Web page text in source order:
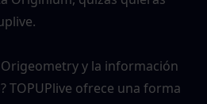
y la información
TOPUPlive ofrece una forma